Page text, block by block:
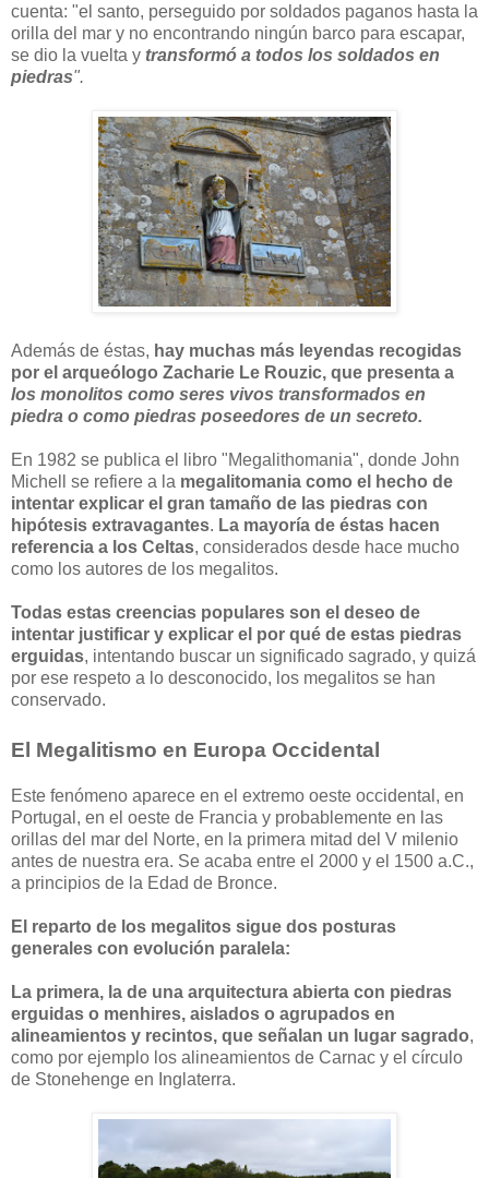
cuenta: "el santo, perseguido por soldados paganos hasta la
orilla del mar y no encontrando ningún barco para escapar,
se dio la vuelta y transformó a todos los soldados en
piedras".
Además de éstas, hay muchas más leyendas recogidas
por el arqueólogo Zacharie Le Rouzic, que presenta a
los monolitos como seres vivos transformados en
piedra o como piedras poseedores de un secreto.
En 1982 se publica el libro "Megalithomania", donde John
Michell se refiere a la megalitomania como el hecho de
intentar explicar el gran tamaño de las piedras con
hipótesis extravagantes. La mayoría de éstas hacen
referencia a los Celtas, considerados desde hace mucho
como los autores de los megalitos.
Todas estas creencias populares son el deseo de
intentar justificar y explicar el por qué de estas piedras
erguidas, intentando buscar un significado sagrado, y quizá
por ese respeto a lo desconocido, los megalitos se han
conservado.
El Megalitismo en Europa Occidental
Este fenómeno aparece en el extremo oeste occidental, en
Portugal, en el oeste de Francia y probablemente en las
orillas del mar del Norte, en la primera mitad del V milenio
antes de nuestra era. Se acaba entre el 2000 y el 1500 a.C.,
a principios de la Edad de Bronce.
El reparto de los megalitos sigue dos posturas
generales con evolución paralela:
La primera, la de una arquitectura abierta con piedras
erguidas o menhires, aislados o agrupados en
alineamientos y recintos, que señalan un lugar sagrado,
como por ejemplo los alineamientos de Carnac y el círculo
de Stonehenge en Inglaterra.